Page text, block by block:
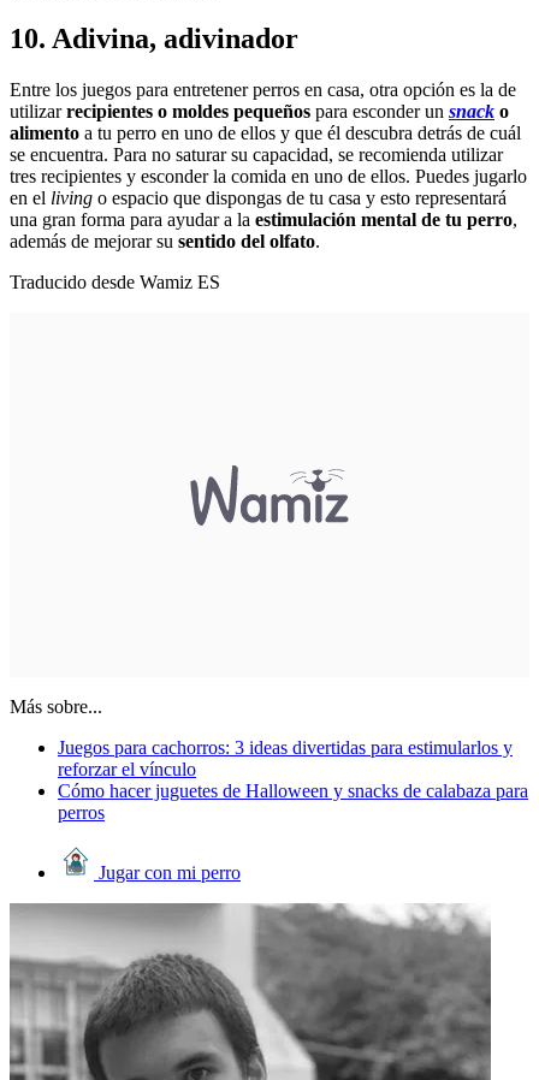
10. Adivina, adivinador
Entre los juegos para entretener perros en casa, otra opción es la de
utilizarrecipientes o moldes pequeños para esconder un snack o
alimento a tu perro en uno de ellos y que él descubra detrás de cuál
se encuentra. Para no saturar su capacidad, se recomienda utilizar
tres recipientes y esconder la comida en uno de ellos. Puedes jugarlo
en el living o espacio que dispongas de tu casa y esto representará
una gran forma para ayudar a la estimulación mental de tu perro,
además de mejorar su sentido del olfato.
Traducido desde Wamiz ES
Más sobre...
Juegos para cachorros: 3 ideas divertidas para estimularlos y
reforzar el vínculo
Cómo hacer juguetes de Halloween y snacks de calabaza para
perros
Jugar con mi perro